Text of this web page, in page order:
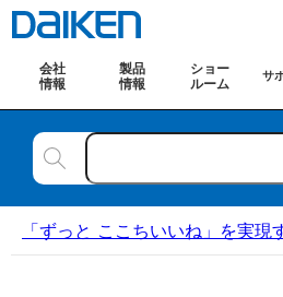
会社
情報
製品
情報
ショー
ルーム
サ
「ずっと ここちいいね」を実